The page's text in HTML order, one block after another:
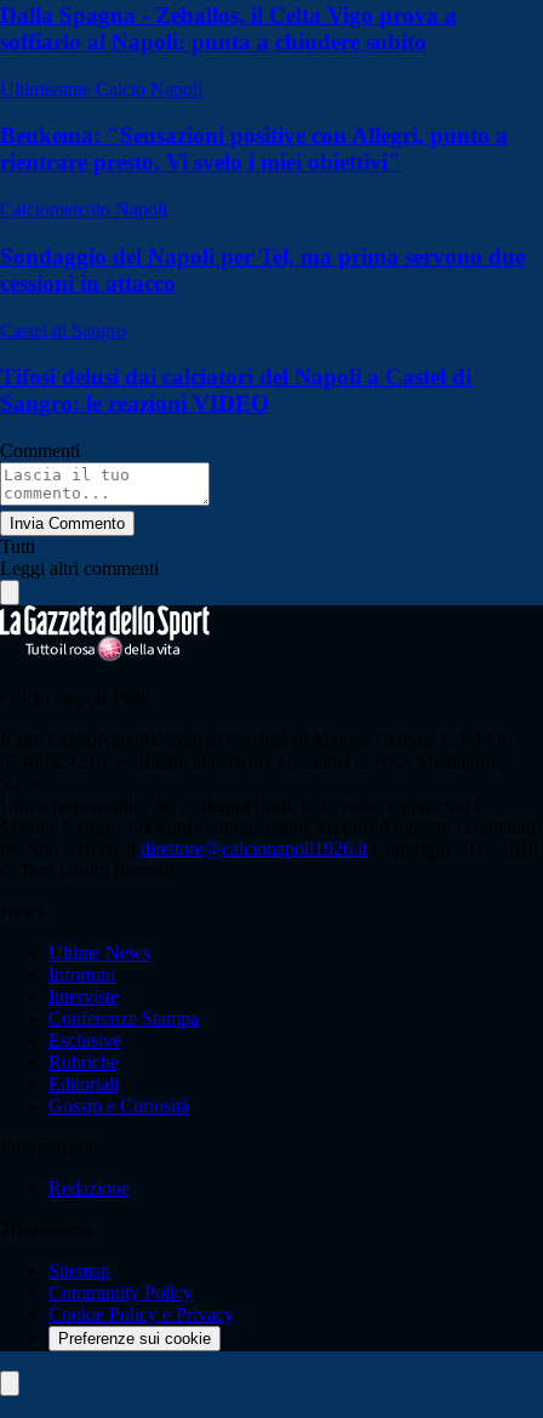
Dalla Spagna - Zeballos, il Celta Vigo prova a
soffiarlo al Napoli: punta a chiudere subito
Ultimissime Calcio Napoli
Beukema: "Sensazioni positive con Allegri, punto a
rientrare presto. Vi svelo i miei obiettivi"
Calciomercato Napoli
Sondaggio del Napoli per Tel, ma prima servono due
cessioni in attacco
Castel di Sangro
Tifosi delusi dai calciatori del Napoli a Castel di
Sangro: le reazioni VIDEO
Commenti
Invia Commento
Tutti
Leggi altri commenti
direttore@calcionapoli1926.it
Ultime News
Infortuni
Interviste
Conferenze Stampa
Esclusive
Rubriche
Editoriali
Gossip e Curiosità
Redazione
Sitemap
Community Policy
Cookie Policy e Privacy
Preferenze sui cookie